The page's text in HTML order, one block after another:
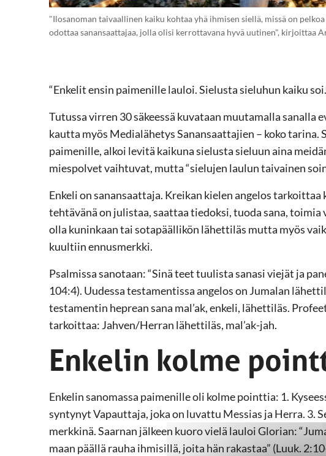
"Ilosanoman taivaallinen kaiku kohtaa yhä ihmisen siellä, missä on
odottaa sanansaattajaa, jolla olisi kerrottavana hyvä uutinen", kirjoittaa
“Enkelit ensin paimenille lauloi. Sielusta sieluhun kaiku
Tutussa virren 30 säkeessä kuvataan muutamalla sanalla
kautta myös Medialähetys Sanansaattajien – koko
paimenille, alkoi levitä kaikuna sielusta sieluun aina
miespolvet vaihtuvat, mutta “sielujen laulun taivainen
Enkeli on sanansaattaja. Kreikan kielen angelos tarkoittaa
tehtävänä on julistaa, saattaa tiedoksi, tuoda sana,
olla kuninkaan tai sotapäällikön lähettiläs mutta myös
kuultiin ennusmerkki.
Psalmissa sanotaan: “Sinä teet tuulista sanasi viejät ja
104:4). Uudessa testamentissa angelos on Jumalan
testamentin heprean sana mal’ak, enkeli, lähettiläs.
tarkoittaa: Jahven/Herran lähettiläs, mal’ak-jah.
Enkelin kolme
Enkelin sanomassa paimenille oli kolme pointtia: 1.
syntynyt Vapauttaja, joka on luvattu Messias ja Herra. 3.
merkkinä. Saarnan jälkeen kuoro vielä lauloi Glorian:
maan päällä rauha ihmisillä, joita hän rakastaa” (Luuk.